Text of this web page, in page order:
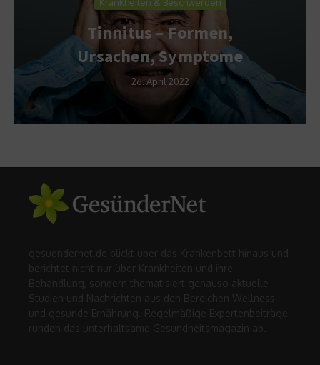
Tinnitus – Formen,
Ursachen, Symptome
26. April 2022
gesuendernet.de blickt über das Krankenbett hinaus und
berichtet nicht nur über Krankheiten und ihre
Behandlung, sondern thematisiert genauso aktuelle
Studien und Nachrichten aus den Bereichen Wellness
und gesunde Ernährung. Regelmäßige Expertenbeiträge
runden das unterhaltsame Gesundheitsmagazin ab.